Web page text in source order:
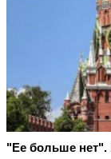
"Ее больше